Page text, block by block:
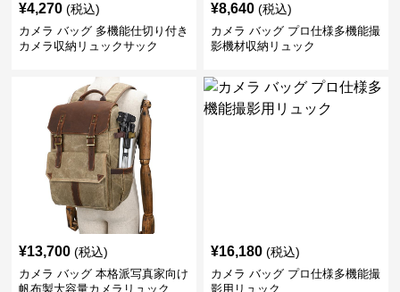
¥4,270 (税込)
カメラ バッグ 多機能仕切り付き
カメラ収納リュックサック
¥8,640 (税込)
カメラ バッグ プロ仕様多機能撮
影機材収納リュック
¥13,700 (税込)
カメラ バッグ 本格派写真家向け
帆布製大容量カメラリュック
¥16,180 (税込)
カメラ バッグ プロ仕様多機能撮
影用リュック